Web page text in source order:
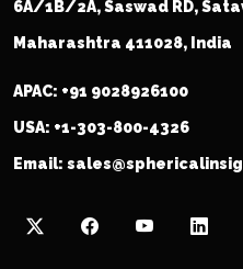
6A/1B/2A, Saswad RD,
Maharashtra 411028, India
APAC: +91 9028926100
USA: +1-303-800-4326
Email: